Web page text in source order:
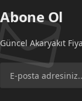
Abone Ol
Güncel Akaryakıt